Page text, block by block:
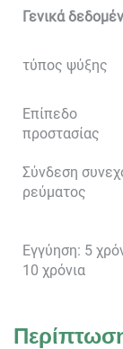
Γενικά
τύπος ψύξης
Επίπεδο
προστασίας
Σύνδεση
ρεύματος
Εγγύηση: 5
10 χρόνια